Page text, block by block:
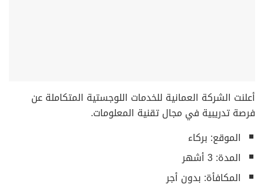
أعلنت الشركة العمانية للخدمات اللوجستية المتكاملة عن
فرصة تدريبية في مجال تقنية المعلومات.
الموقع: بركاء
المدة: 3 أشهر
المكافأة: بدون أجر